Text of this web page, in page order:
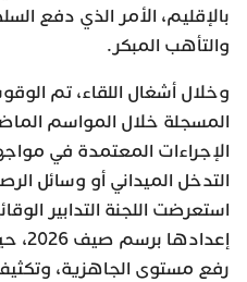
بالإقليم، الأمر الذي دفع
والتأهب المبكر.
وخلال أشغال اللقاء، تم
المسجلة خلال المواسم
الإجراءات المعتمدة في
التدخل الميداني أو وسائل
استعرضت اللجنة التدابير
رفع مستوى الجاهزية،